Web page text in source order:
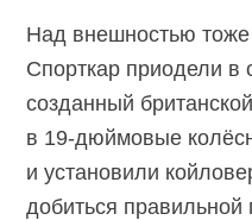
Над внешностью
Спорткар приодели в
созданный
в 19-дюймовые
и установили
добиться